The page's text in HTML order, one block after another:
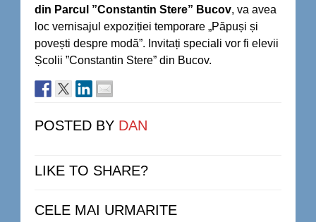
din Parcul ”Constantin Stere” Bucov, va avea
loc vernisajul expoziției temporare „Păpuși și
povești despre modă”. Invitați speciali vor fi elevii
Școlii ”Constantin Stere” din Bucov.
POSTED BY DAN
LIKE TO SHARE?
CELE MAI URMARITE